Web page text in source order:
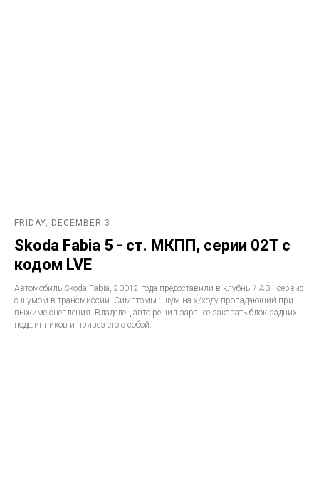
FRIDAY, DECEMBER 3
Skoda Fabia 5 - ст. МКПП, серии 02T с
кодом LVE
Автомобиль Skoda Fabia, 20012 года предоставили в клубный АВ - сервис
с шумом в трансмиссии. Симптомы : шум на х/ходу пропадающий при
выжиме сцепления. Владелец авто решил заранее заказать блок задних
подшипников и привез его с собой.